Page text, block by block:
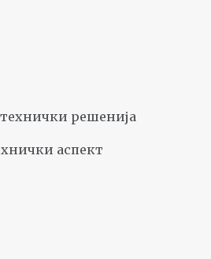
решенија
аспект